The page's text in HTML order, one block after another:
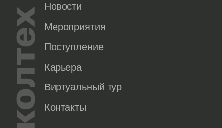
Новости
Мероприятия
Поступление
Карьера
Виртуальный тур
Контакты